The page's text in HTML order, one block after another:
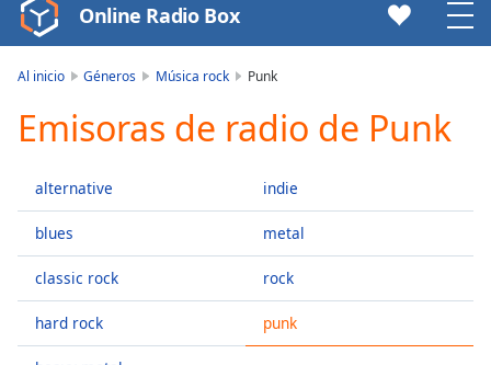
Video
Player
Play
Video
Skip
Skip
Mute
Current
Time0:00
Online Radio Box
Al inicio Géneros Música rock Punk
Emisoras de radio de Punk
alternative
blues
classic rock
hard rock
indie
metal
rock
punk